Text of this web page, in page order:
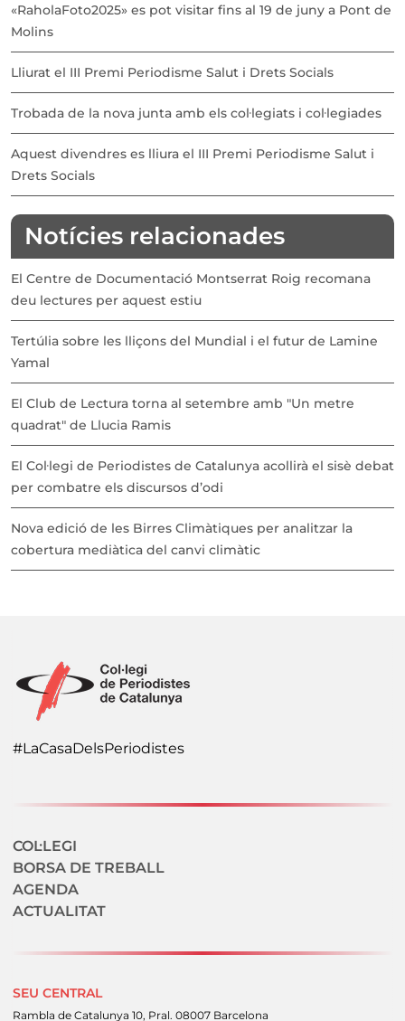
«RaholaFoto2025» es pot visitar fins al 19 de juny a Pont de
Molins
Lliurat el III Premi Periodisme Salut i Drets Socials
Trobada de la nova junta amb els col·legiats i col·legiades
Aquest divendres es lliura el III Premi Periodisme Salut i
Drets Socials
Notícies relacionades
El Centre de Documentació Montserrat Roig recomana
deu lectures per aquest estiu
Tertúlia sobre les lliçons del Mundial i el futur de Lamine
Yamal
El Club de Lectura torna al setembre amb "Un metre
quadrat" de Llucia Ramis
El Col·legi de Periodistes de Catalunya acollirà el sisè debat
per combatre els discursos d’odi
Nova edició de les Birres Climàtiques per analitzar la
cobertura mediàtica del canvi climàtic
#LaCasaDelsPeriodistes
Navegació secundaria
COL·LEGI
BORSA DE TREBALL
AGENDA
ACTUALITAT
SEU CENTRAL
Rambla de Catalunya 10, Pral. 08007 Barcelona